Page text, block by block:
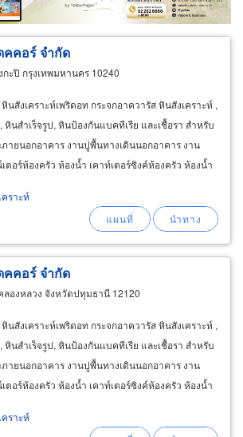
ธุรกิจบริการ
คอร์ จำกัด
ะปิ กรุงเทพมหานคร 10240
นสังเคราะห์เพริดอท กระจกอาควารัส หินสังเคราะห์ ,
หินสำเร็จรูป, หินป้องกันแบคทีเรีย และเชื้อรา สำหรับ
ายนอกอาคาร งานปูพื้นทางเดินนอกอาคาร งาน
ตอร์ห้องครัว ห้องน้ำ เคาท์เตอร์ซิงค์ห้องครัว ห้องน้ำ
ราะห์
คอร์ จำกัด
ลองหลวง จังหวัดปทุมธานี 12120
นสังเคราะห์เพริดอท กระจกอาควารัส หินสังเคราะห์ ,
หินสำเร็จรูป, หินป้องกันแบคทีเรีย และเชื้อรา สำหรับ
ายนอกอาคาร งานปูพื้นทางเดินนอกอาคาร งาน
ตอร์ห้องครัว ห้องน้ำ เคาท์เตอร์ซิงค์ห้องครัว ห้องน้ำ
ราะห์